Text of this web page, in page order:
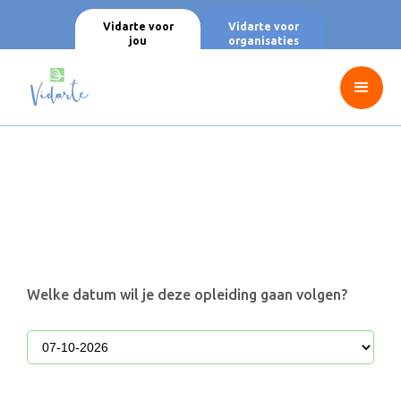
Vidarte voor
jou
Vidarte voor
organisaties
Welke datum wil je deze opleiding gaan volgen?